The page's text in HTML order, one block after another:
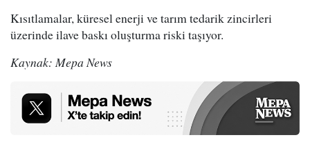
Kısıtlamalar, küresel enerji ve tarım tedarik zincirleri
üzerinde ilave baskı oluşturma riski taşıyor.
Kaynak: Mepa News